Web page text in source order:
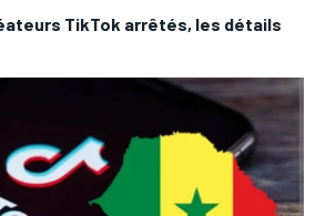
TikTok arrêtés, les détails